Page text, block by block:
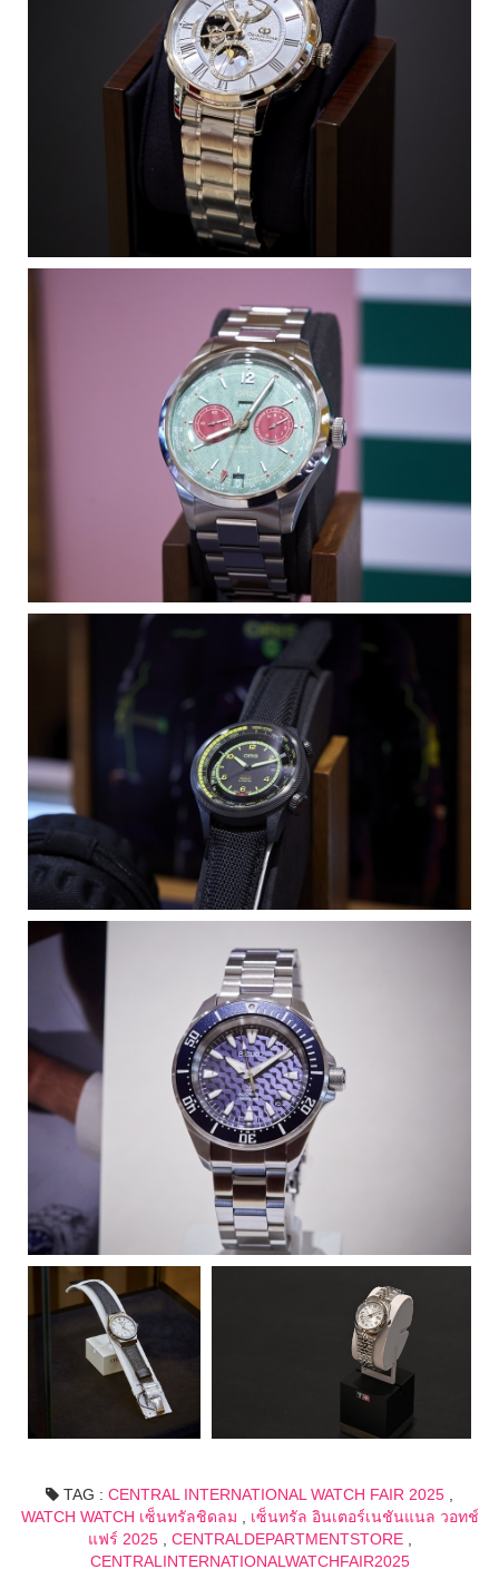
TAG : CENTRAL INTERNATIONAL WATCH FAIR 2025 ,
WATCH WATCH เซ็นทรัลชิดลม , เซ็นทรัล อินเตอร์เนชันแนล วอทช์
แฟร์ 2025, CENTRALDEPARTMENTSTORE,
CENTRALINTERNATIONALWATCHFAIR2025